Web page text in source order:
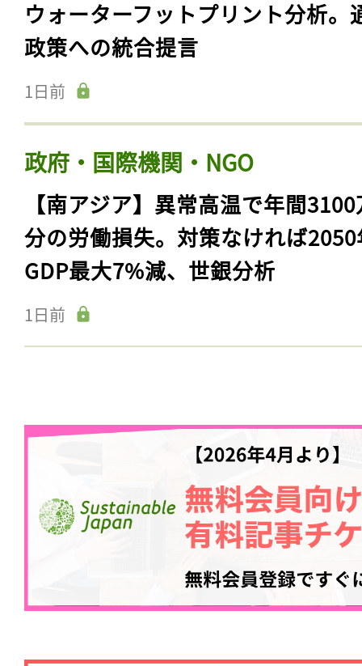
ウォーターフットプリント分析。
政策への統合提言
1日前
政府・国際機関・NGO
【南アジア】異常高温で年間
分の労働損失。対策なければ
GDP最大7%減、世銀分析
1日前